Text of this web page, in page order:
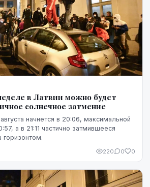
в Латвии можно будет
солнечное затмение
начнется в 20:06, максимальной
а в 21:11 частично затмившееся
горизонтом.
220 0 0